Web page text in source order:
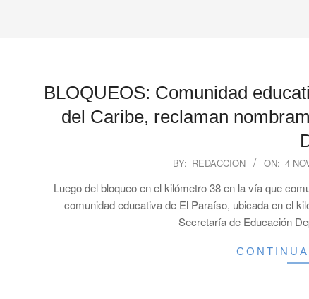
BLOQUEOS: Comunidad
del Caribe, reclaman
BY: REDACCION ON: 4
Luego del bloqueo en el kilómetro 38 en la vía que
comunidad educativa de El Paraíso, ubicada en el
Secretaría de Educación